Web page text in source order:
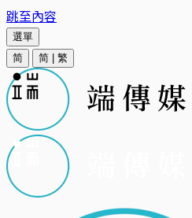
跳至內容
選單
简
简 繁